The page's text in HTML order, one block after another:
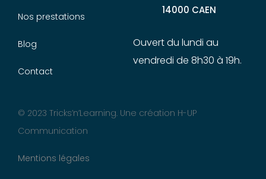
Nos prestations
Blog
Contact
14000 CAEN
Ouvert du lundi au
vendredi de 8h30 à 19h.
© 2023 Tricks’n’Learning. Une création H-UP
Communication
Mentions légales